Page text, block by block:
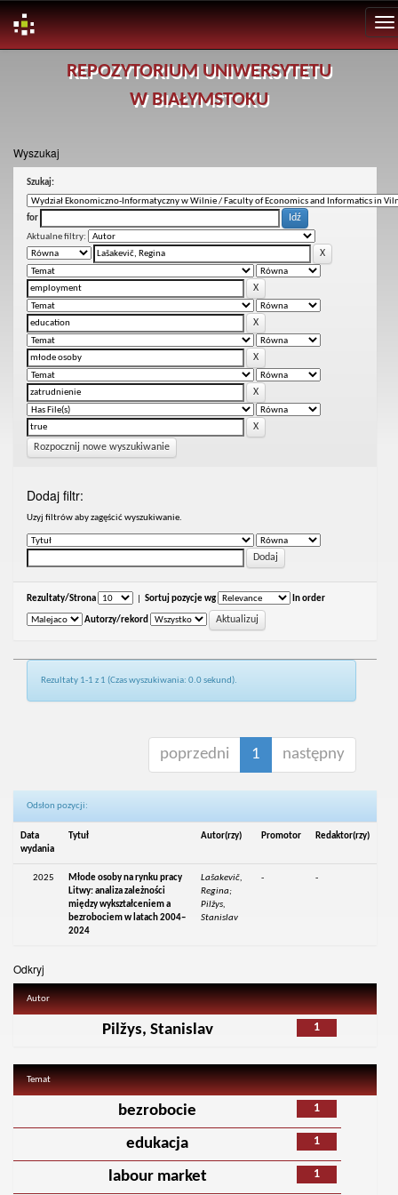
REPOZYTORIUM UNIWERSYTETU
W BIAŁYMSTOKU
Wyszukaj
Szukaj:
for
Aktualne filtry:
Rozpocznij nowe wyszukiwanie
Dodaj filtr:
Uzyj filtrów aby zagęścić wyszukiwanie.
Rezultaty/Strona Sortuj pozycje wg In order
Autorzy/rekord
Rezultaty 1-1 z 1 (Czas wyszukiwania: 0.0 sekund).
poprzedni 1 następny
Odsłon pozycji:
Data
wydania
Tytuł Autor(rzy) Promotor Redaktor(rzy)
2025
Młode osoby na rynku pracy
Litwy: analiza zależności
między wykształceniem a
bezrobociem w latach 2004–
2024
Lašakevič,
Regina;
Pilžys,
Stanislav
- -
Odkryj
Autor
1
Pilžys, Stanislav
Temat
1
bezrobocie
1
edukacja
1
labour market